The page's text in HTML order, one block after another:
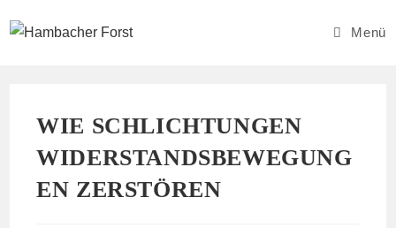
Inhalt
Menü
WIE SCHLICHTUNGEN
WIDERSTANDSBEWEGUNG
EN ZERSTÖREN